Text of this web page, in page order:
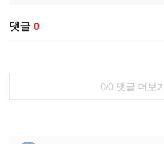
댓글 0
0/0 댓글 더보기